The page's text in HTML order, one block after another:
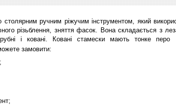
ручним ріжучим інструментом, який
різьблення, зняття фасок. Вона складається з
і ковані. Ковані стамески мають тонке
замовити: